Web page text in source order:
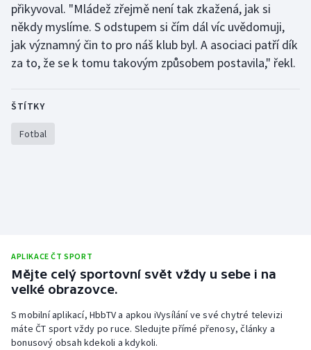
přikyvoval. "Mládež zřejmě není tak zkažená, jak si
někdy myslíme. S odstupem si čím dál víc uvědomuji,
jak významný čin to pro náš klub byl. A asociaci patří dík
za to, že se k tomu takovým způsobem postavila," řekl.
ŠTÍTKY
Fotbal
APLIKACE ČT SPORT
Mějte celý sportovní svět vždy u sebe i na
velké obrazovce.
S mobilní aplikací, HbbTV a apkou iVysílání ve své chytré televizi
máte ČT sport vždy po ruce. Sledujte přímé přenosy, články a
bonusový obsah kdekoli a kdykoli.